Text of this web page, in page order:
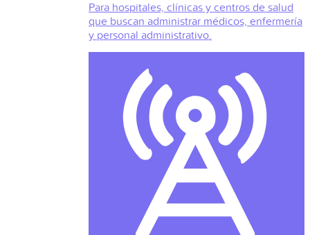
Para hospitales, clínicas y centros de salud
que buscan administrar médicos, enfermería
y personal administrativo.